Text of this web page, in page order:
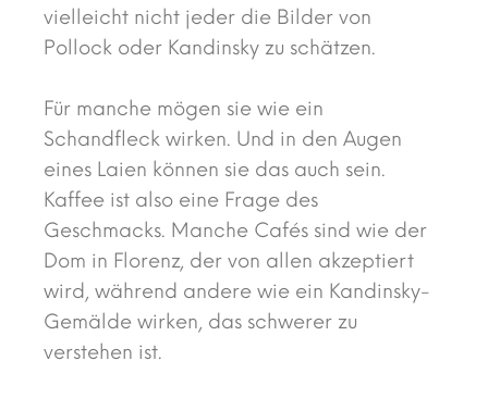
vielleicht nicht jeder die Bilder von
Pollock oder Kandinsky zu schätzen.
Für manche mögen sie wie ein
Schandfleck wirken. Und in den Augen
eines Laien können sie das auch sein.
Kaffee ist also eine Frage des
Geschmacks. Manche Cafés sind wie der
Dom in Florenz, der von allen akzeptiert
wird, während andere wie ein Kandinsky-
Gemälde wirken, das schwerer zu
verstehen ist.